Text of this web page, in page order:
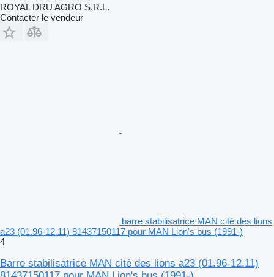
ROYAL DRU AGRO S.R.L.
Contacter le vendeur
barre stabilisatrice MAN cité des lions
a23 (01.96-12.11) 81437150117 pour MAN Lion's bus (1991-)
4
Barre stabilisatrice MAN cité des lions a23 (01.96-12.11)